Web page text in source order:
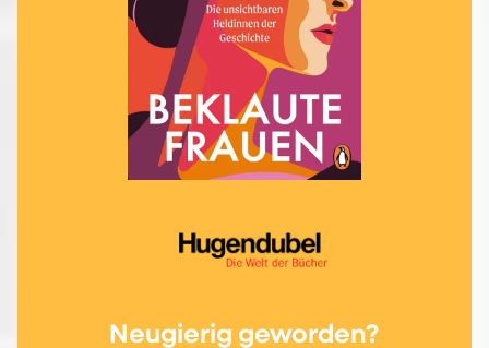
Neugierig geworden?